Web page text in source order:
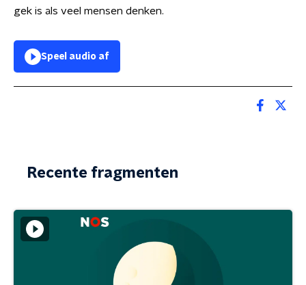
gek is als veel mensen denken.
Speel audio af
Recente fragmenten